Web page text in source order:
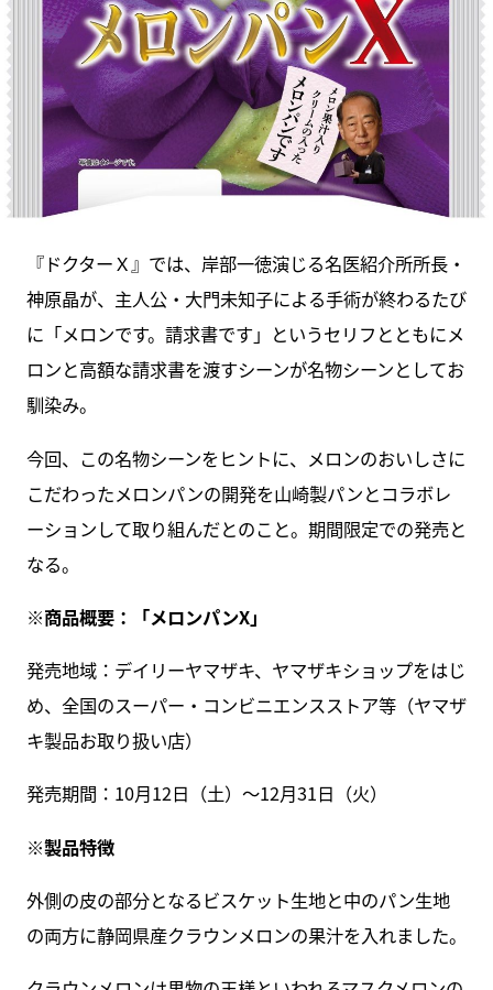
『ドクターＸ』では、岸部一徳演じる名医紹介所所長・
神原晶が、主人公・大門未知子による手術が終わるたび
に「メロンです。請求書です」というセリフとともにメ
ロンと高額な請求書を渡すシーンが名物シーンとしてお
馴染み。
今回、この名物シーンをヒントに、メロンのおいしさに
こだわったメロンパンの開発を山崎製パンとコラボレ
ーションして取り組んだとのこと。期間限定での発売と
なる。
※商品概要：「メロンパンX」
発売地域：デイリーヤマザキ、ヤマザキショップをはじ
め、全国のスーパー・コンビニエンスストア等（ヤマザ
キ製品お取り扱い店）
発売期間：10月12日（土）～12月31日（火）
※製品特徴
外側の皮の部分となるビスケット生地と中のパン生地
の両方に静岡県産クラウンメロンの果汁を入れました。